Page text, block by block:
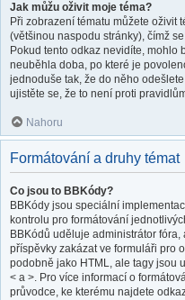
Jak můžu oživit moje téma?
Při zobrazení tématu můžete oživit
(většinou naspodu stránky), čímž
Pokud tento odkaz nevidíte, mohlo
neuběhla doba, po které je
jednoduše tak, že do něho
ujistěte se, že to není proti
Nahoru
Formátování a druhy témat
Co jsou to BBKódy?
BBKódy jsou speciální
kontrolu pro formátování
BBKódů uděluje administrátor
příspěvky zakázat ve formuláři pro
podobně jako HTML, ale tagy jsou
< a >. Pro více informací o
průvodce, ke kterému najdete